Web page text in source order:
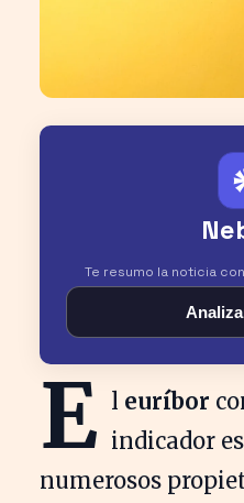
Te resumo la noticia
E l euríbor
indicador
numerosos